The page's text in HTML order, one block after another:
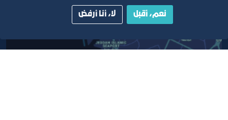
نعم، أقبل لا، أنا أرفض